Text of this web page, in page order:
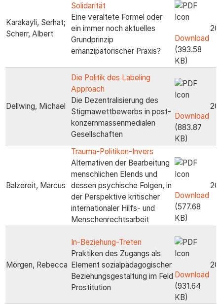
Karakayli, Serhat;
Scherr, Albert
Solidarität
Eine veraltete Formel oder
ein immer noch aktuelles
Grundprinzip
emanzipatorischer Praxis?
Download
(393.58
KB)
Dellwing, Michael
Die Politik des Labeling
Approach
Die Dezentralisierung des
Stigmawettbewerbs in post-
konzernmassenmedialen
Gesellschaften
Download
(883.87
KB)
Balzereit, Marcus
Trauma-Politiken-Invers
Alternativen der Bearbeitung
menschlichen Elends und
dessen psychische Folgen, in
der Perspektive kritischer
internationaler Hilfs- und
Menschenrechtsarbeit
Download
(577.68
KB)
Mörgen, Rebecca
In-Beziehung-Treten
Praktiken des Zugangs als
Element sozialpädagogischer
Beziehungsgestaltung im Feld
Prostitution
Download
(931.64
KB)